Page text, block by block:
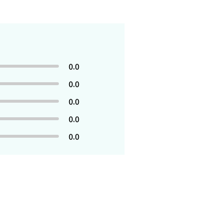
0.0
0.0
0.0
0.0
0.0